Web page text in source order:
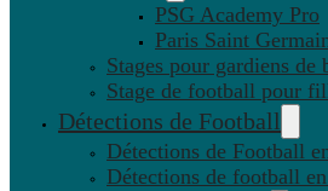
PSG Academy Pro
Paris Saint
Stages pour gardiens de
Stage de football pour
Détections de Football
Détections de Football
Détections de football